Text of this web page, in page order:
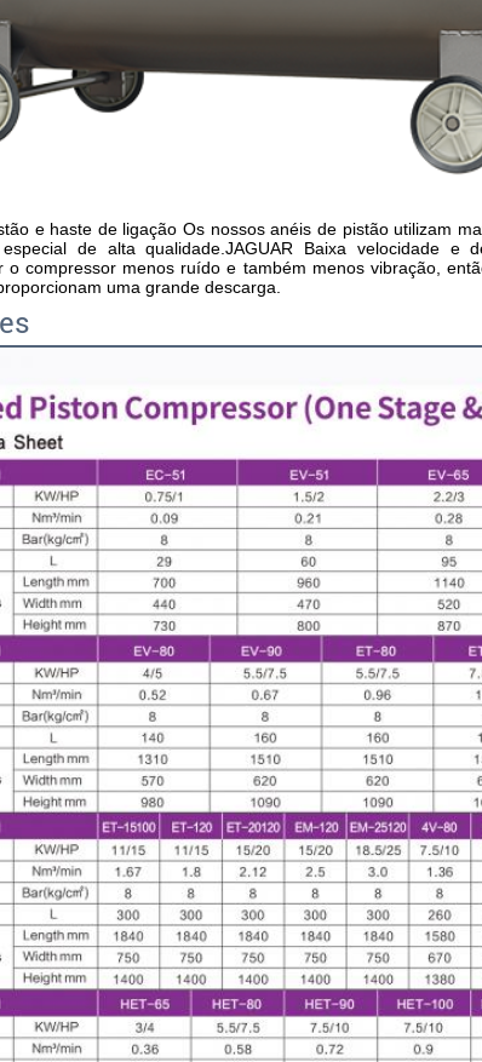
e haste de ligação Os nossos anéis de pistão utilizam
de alta qualidade.JAGUAR Baixa velocidade e
o compressor menos ruído e também menos vibração,
uma grande descarga.